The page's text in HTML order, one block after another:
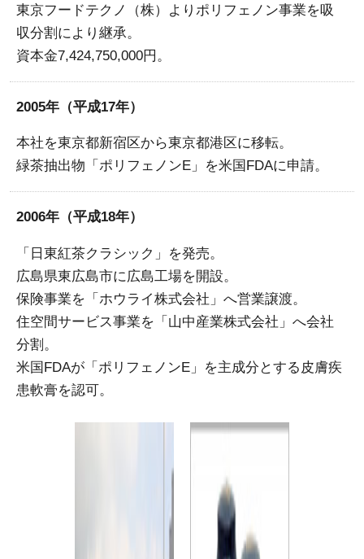
東京フードテクノ（株）よりポリフェノン事業を吸
収分割により継承。
資本金7,424,750,000円。
2005年（平成17年）
本社を東京都新宿区から東京都港区に移転。
緑茶抽出物「ポリフェノンE」を米国FDAに申請。
2006年（平成18年）
「日東紅茶クラシック」を発売。
広島県東広島市に広島工場を開設。
保険事業を「ホウライ株式会社」へ営業譲渡。
住空間サービス事業を「山中産業株式会社」へ会社
分割。
米国FDAが「ポリフェノンE」を主成分とする皮膚疾
患軟膏を認可。